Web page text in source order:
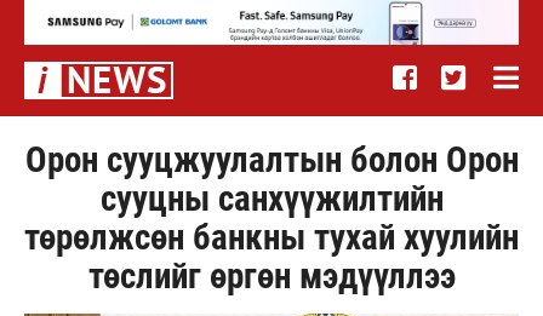
Орон сууцжуулалтын болон Орон
сууцны санхүүжилтийн
төрөлжсөн банкны тухай хуулийн
төслийг өргөн мэдүүллээ